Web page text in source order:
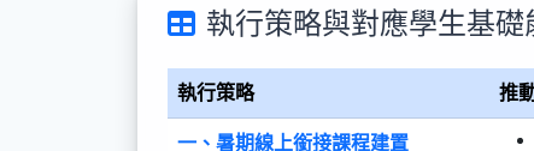
執行策略與對應學生基礎
執行策略 推
一、暑期線上銜接課程建置